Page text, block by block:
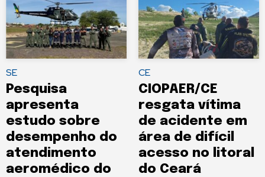
SE
Pesquisa
apresenta
estudo sobre
desempenho do
atendimento
aeromédico do
CE
CIOPAER/CE
resgata vítima
de acidente em
área de difícil
acesso no litoral
do Ceará